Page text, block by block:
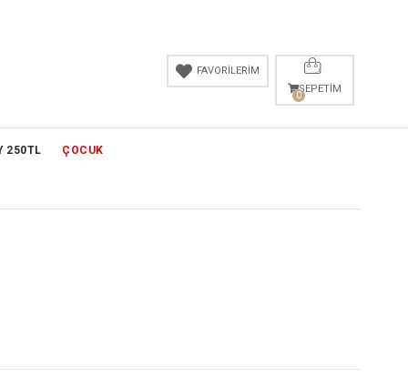
SEPETIM
0
FAVORİLERİM
250TL ÇOCUK